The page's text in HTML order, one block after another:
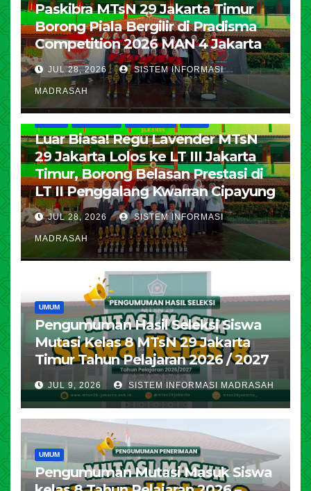
Paskibra MTsN 29 Jakarta Timur
Borong Piala Bergilir di Pradisma
Competition 2026 MAN 4 Jakarta
JUL 28, 2026 SISTEM INFORMASI
MADRASAH
Luar Biasa! Regu Lavender MTsN
29 Jakarta Lolos ke LT III Jakarta
Timur, Borong Belasan Prestasi di
LT II Penggalang Kwarran Cipayung
JUL 28, 2026 SISTEM INFORMASI
MADRASAH
UMUM
Pengumuman Hasil Seleksi Siswa
Mutasi Kelas 8 MTsN 29 Jakarta
Timur Tahun Pelajaran 2026 / 2027
JUL 9, 2026 SISTEM INFORMASI MADRASAH
UMUM
Pengumuman Mutasi Masuk Siswa